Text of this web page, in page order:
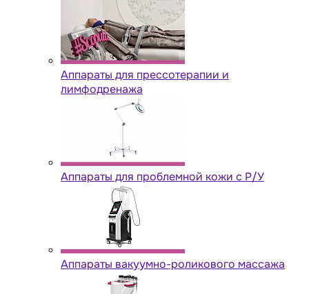
Аппараты для прессотерапии и
лимфодренажа
Аппараты для проблемной кожи с Р/У
Аппараты вакуумно-роликового массажа